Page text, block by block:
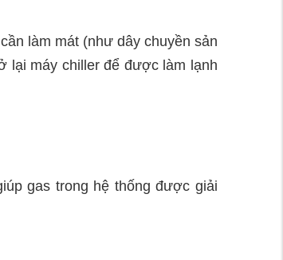
làm mát (như dây chuyền sản
lại máy chiller để được làm lạnh
gas trong hệ thống được giải